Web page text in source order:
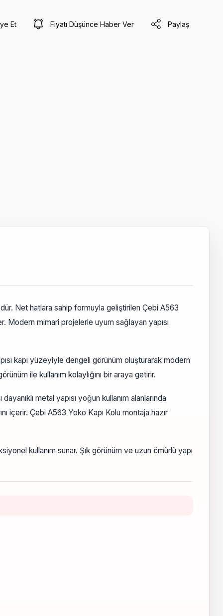
Et Fiyatı Düşünce Haber Ver Paylaş
Net hatlara sahip formuyla geliştirilen Çebi A563
Modern mimari projelerle uyum sağlayan yapısı
kapı yüzeyiyle dengeli görünüm oluşturarak modern
ile kullanım kolaylığını bir araya getirir.
metal yapısı yoğun kullanım alanlarında
içerir. Çebi A563 Yoko Kapı Kolu montaja hazır
kullanım sunar. Şık görünüm ve uzun ömürlü yapı